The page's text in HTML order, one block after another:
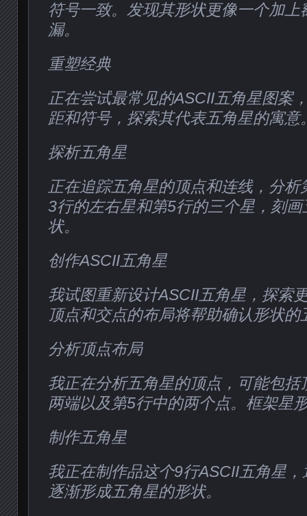
符号一致。发现其形状更像一个加上
漏。
重塑经典
正在尝试最常见的ASCII五角星图案
距和符号，探索其代表五角星的寓意
探析五角星
正在追踪五角星的顶点和连线，分
3行的左右星和第5行的三个星，刻
状。
创作ASCII五角星
我试图重新设计ASCII五角星，探索
顶点和交点的布局将帮助确认形状的
分析顶点布局
我正在分析五角星的顶点，可能包括
两端以及第5行中的两个点。框架星
制作五角星
我正在制作品这个9行ASCII五角星
逐渐形成五角星的形状。